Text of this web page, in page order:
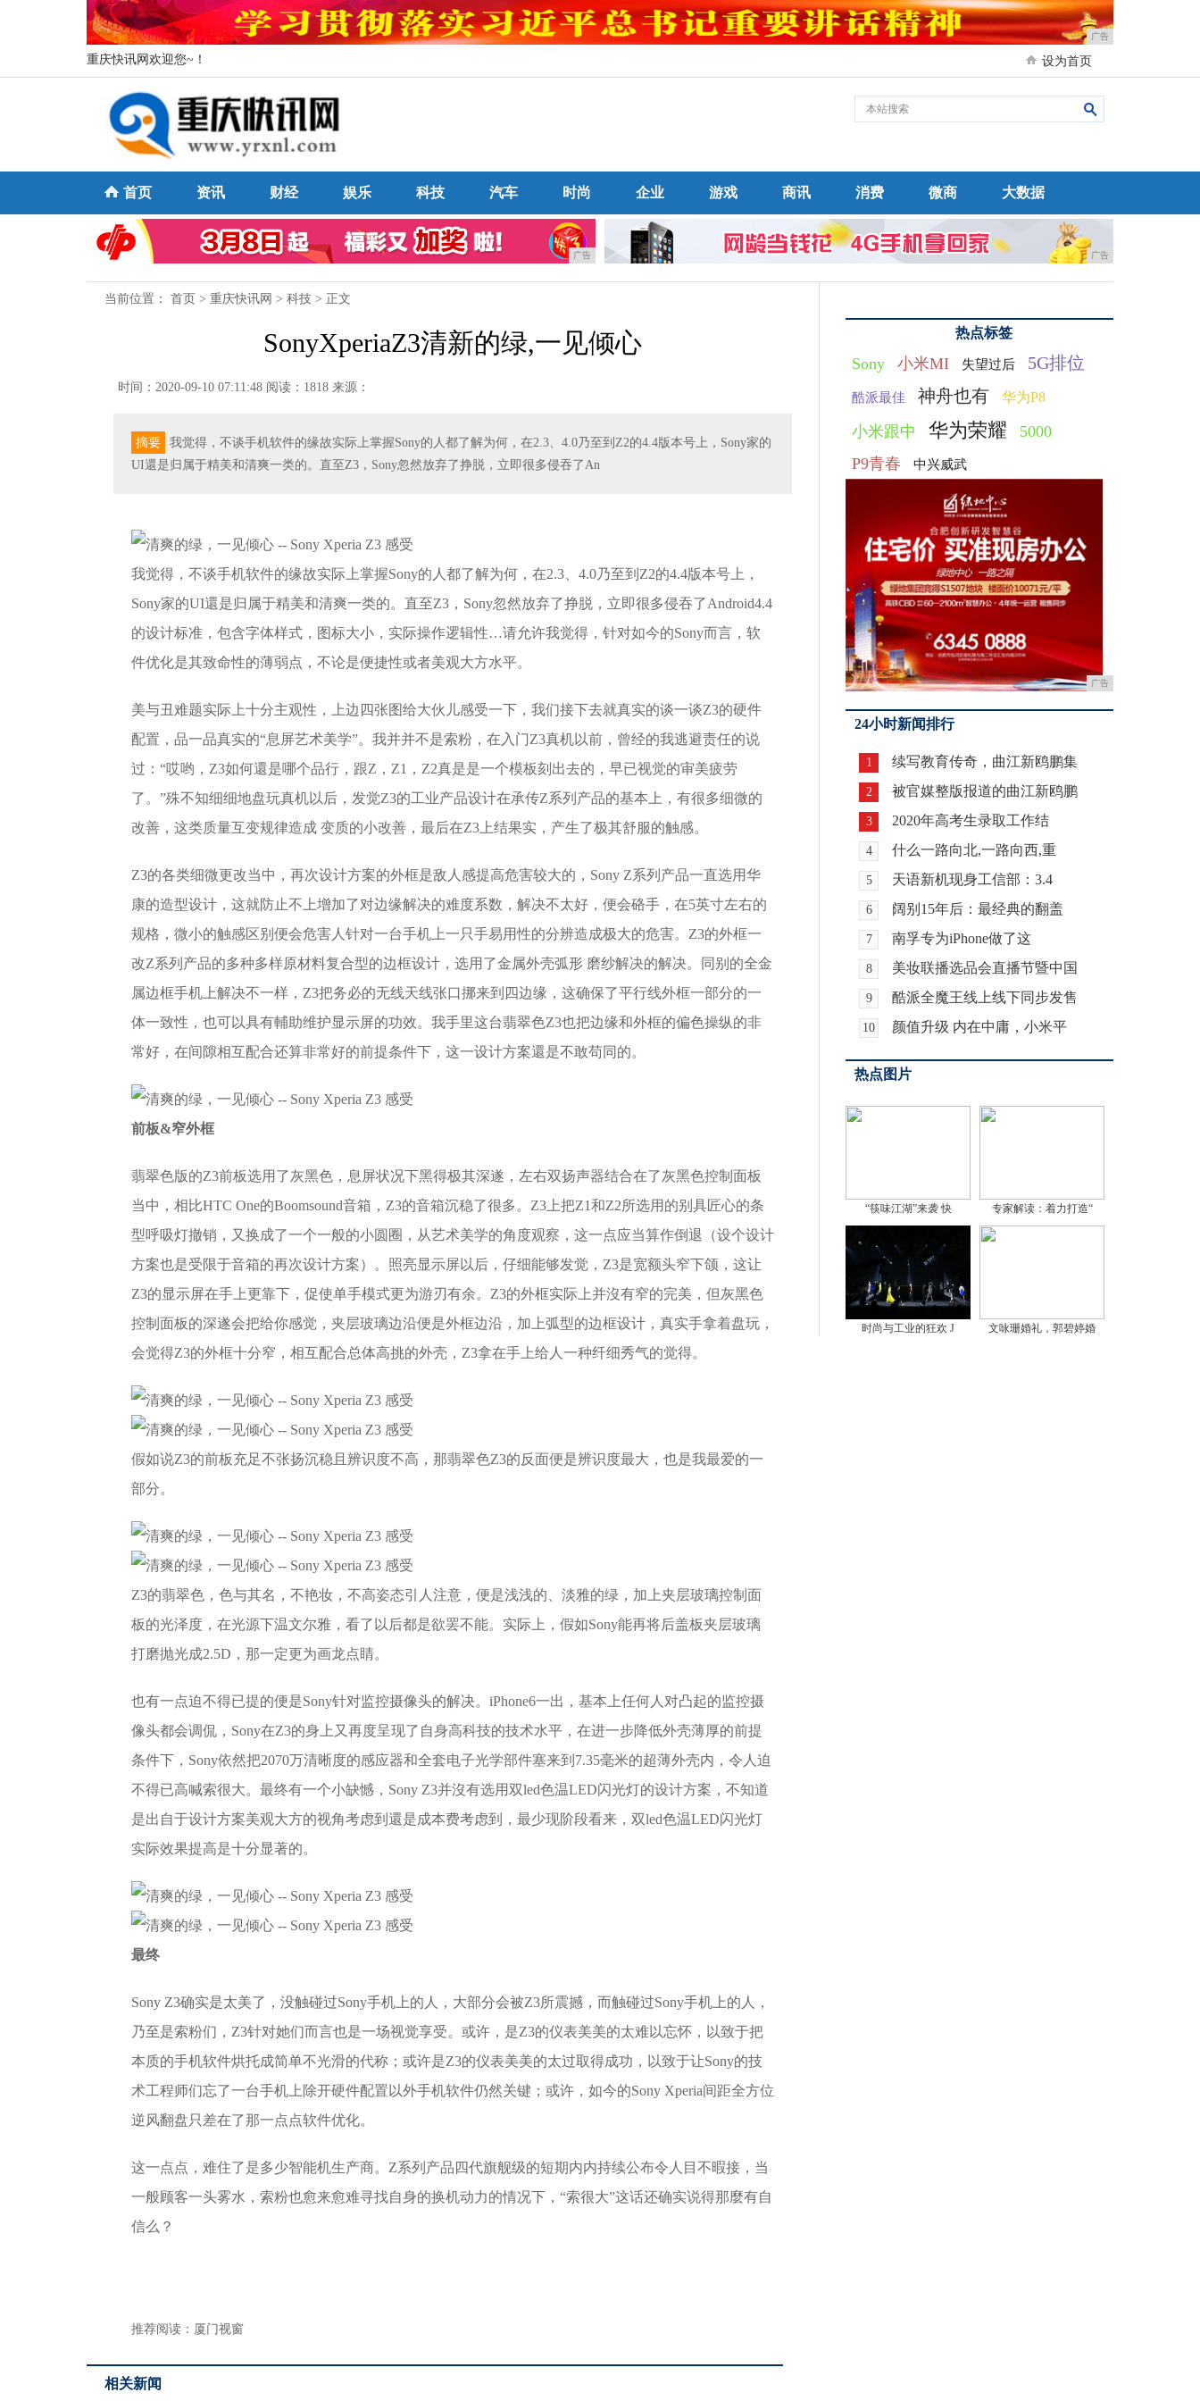
广告
重庆快讯网欢迎您~！ 设为首页
首页 资讯 财经 娱乐 科技 汽车 时尚 企业 游戏 商讯 消费 微商 大数据
广告 广告
当前位置： 首页 > 重庆快讯网 > 科技 > 正文
SonyXperiaZ3清新的绿,一见倾心
时间：2020-09-10 07:11:48 阅读：1818 来源：
摘要
我觉得，不谈手机软件的缘故实际上掌握Sony的人都了解为何，在2.3、4.0乃至到Z2的4.4版本号上，Sony家的
UI還是归属于精美和清爽一类的。直至Z3，Sony忽然放弃了挣脱，立即很多侵吞了An
我觉得，不谈手机软件的缘故实际上掌握Sony的人都了解为何，在2.3、4.0乃至到Z2的4.4版本号上，
Sony家的UI還是归属于精美和清爽一类的。直至Z3，Sony忽然放弃了挣脱，立即很多侵吞了Android4.4
的设计标准，包含字体样式，图标大小，实际操作逻辑性…请允许我觉得，针对如今的Sony而言，软
件优化是其致命性的薄弱点，不论是便捷性或者美观大方水平。
美与丑难题实际上十分主观性，上边四张图给大伙儿感受一下，我们接下去就真实的谈一谈Z3的硬件
配置，品一品真实的“息屏艺术美学”。我并并不是索粉，在入门Z3真机以前，曾经的我逃避责任的说
过：“哎哟，Z3如何還是哪个品行，跟Z，Z1，Z2真是是一个模板刻出去的，早已视觉的审美疲劳
了。”殊不知细细地盘玩真机以后，发觉Z3的工业产品设计在承传Z系列产品的基本上，有很多细微的
改善，这类质量互变规律造成 变质的小改善，最后在Z3上结果实，产生了极其舒服的触感。
Z3的各类细微更改当中，再次设计方案的外框是敌人感提高危害较大的，Sony Z系列产品一直选用华
康的造型设计，这就防止不上增加了对边缘解决的难度系数，解决不太好，便会硌手，在5英寸左右的
规格，微小的触感区别便会危害人针对一台手机上一只手易用性的分辨造成极大的危害。Z3的外框一
改Z系列产品的多种多样原材料复合型的边框设计，选用了金属外壳弧形 磨纱解决的解决。同别的全金
属边框手机上解决不一样，Z3把务必的无线天线张口挪来到四边缘，这确保了平行线外框一部分的一
体一致性，也可以具有輔助维护显示屏的功效。我手里这台翡翠色Z3也把边缘和外框的偏色操纵的非
常好，在间隙相互配合还算非常好的前提条件下，这一设计方案還是不敢苟同的。
前板&窄外框
翡翠色版的Z3前板选用了灰黑色，息屏状况下黑得极其深遂，左右双扬声器结合在了灰黑色控制面板
当中，相比HTC One的Boomsound音箱，Z3的音箱沉稳了很多。Z3上把Z1和Z2所选用的别具匠心的条
型呼吸灯撤销，又换成了一个一般的小圆圈，从艺术美学的角度观察，这一点应当算作倒退（设个设计
方案也是受限于音箱的再次设计方案）。照亮显示屏以后，仔细能够发觉，Z3是宽额头窄下颌，这让
Z3的显示屏在手上更靠下，促使单手模式更为游刃有余。Z3的外框实际上并沒有窄的完美，但灰黑色
控制面板的深遂会把给你感觉，夹层玻璃边沿便是外框边沿，加上弧型的边框设计，真实手拿着盘玩，
会觉得Z3的外框十分窄，相互配合总体高挑的外壳，Z3拿在手上给人一种纤细秀气的觉得。
假如说Z3的前板充足不张扬沉稳且辨识度不高，那翡翠色Z3的反面便是辨识度最大，也是我最爱的一
部分。
Z3的翡翠色，色与其名，不艳妆，不高姿态引人注意，便是浅浅的、淡雅的绿，加上夹层玻璃控制面
板的光泽度，在光源下温文尔雅，看了以后都是欲罢不能。实际上，假如Sony能再将后盖板夹层玻璃
打磨抛光成2.5D，那一定更为画龙点睛。
也有一点迫不得已提的便是Sony针对监控摄像头的解决。iPhone6一出，基本上任何人对凸起的监控摄
像头都会调侃，Sony在Z3的身上又再度呈现了自身高科技的技术水平，在进一步降低外壳薄厚的前提
条件下，Sony依然把2070万清晰度的感应器和全套电子光学部件塞来到7.35毫米的超薄外壳内，令人迫
不得已高喊索很大。最终有一个小缺憾，Sony Z3并沒有选用双led色温LED闪光灯的设计方案，不知道
是出自于设计方案美观大方的视角考虑到還是成本费考虑到，最少现阶段看来，双led色温LED闪光灯
实际效果提高是十分显著的。
最终
Sony Z3确实是太美了，没触碰过Sony手机上的人，大部分会被Z3所震撼，而触碰过Sony手机上的人，
乃至是索粉们，Z3针对她们而言也是一场视觉享受。或许，是Z3的仪表美美的太难以忘怀，以致于把
本质的手机软件烘托成简单不光滑的代称；或许是Z3的仪表美美的太过取得成功，以致于让Sony的技
术工程师们忘了一台手机上除开硬件配置以外手机软件仍然关键；或许，如今的Sony Xperia间距全方位
逆风翻盘只差在了那一点点软件优化。
这一点点，难住了是多少智能机生产商。Z系列产品四代旗舰级的短期内内持续公布令人目不暇接，当
一般顾客一头雾水，索粉也愈来愈难寻找自身的换机动力的情况下，“索很大”这话还确实说得那麼有自
信么？
推荐阅读： 厦门视窗
相关新闻
热点标签
Sony 小米MI 失望过后 5G排位
酷派最佳 神舟也有 华为P8
小米跟中 华为荣耀
5000
P9青春
中兴威武
广告
24小时新闻排行
1 续写教育传奇，曲江新鸥鹏集
2 被官媒整版报道的曲江新鸥鹏
3 2020年高考生录取工作结
4 什么一路向北,一路向西,重
5 天语新机现身工信部：3.4
6 阔别15年后：最经典的翻盖
7 南孚专为iPhone做了这
8 美妆联播选品会直播节暨中国
9 酷派全魔王线上线下同步发售
10 颜值升级 内在中庸，小米平
热点图片
“筷味江湖”来袭 快 专家解读：着力打造“
时尚与工业的狂欢 J 文咏珊婚礼，郭碧婷婚